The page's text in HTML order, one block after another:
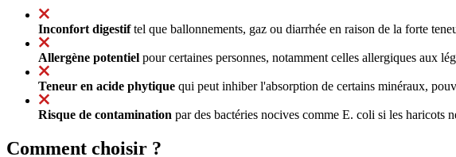
Inconfort digestiftel que ballonnements, gaz ou diarrhée en raison de la forte
Allergène potentiel pour certaines personnes, notamment celles allergiques aux
Teneur en acide phytique qui peut inhiber l'absorption de certains minéraux,
Risque de contamination par des bactéries nocives comme E. coli si les haricots
Comment choisir ?